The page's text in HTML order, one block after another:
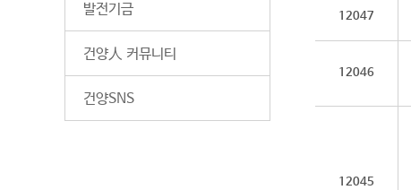
발전기금
건양人 커뮤니티
건양SNS
12047
12046
12045